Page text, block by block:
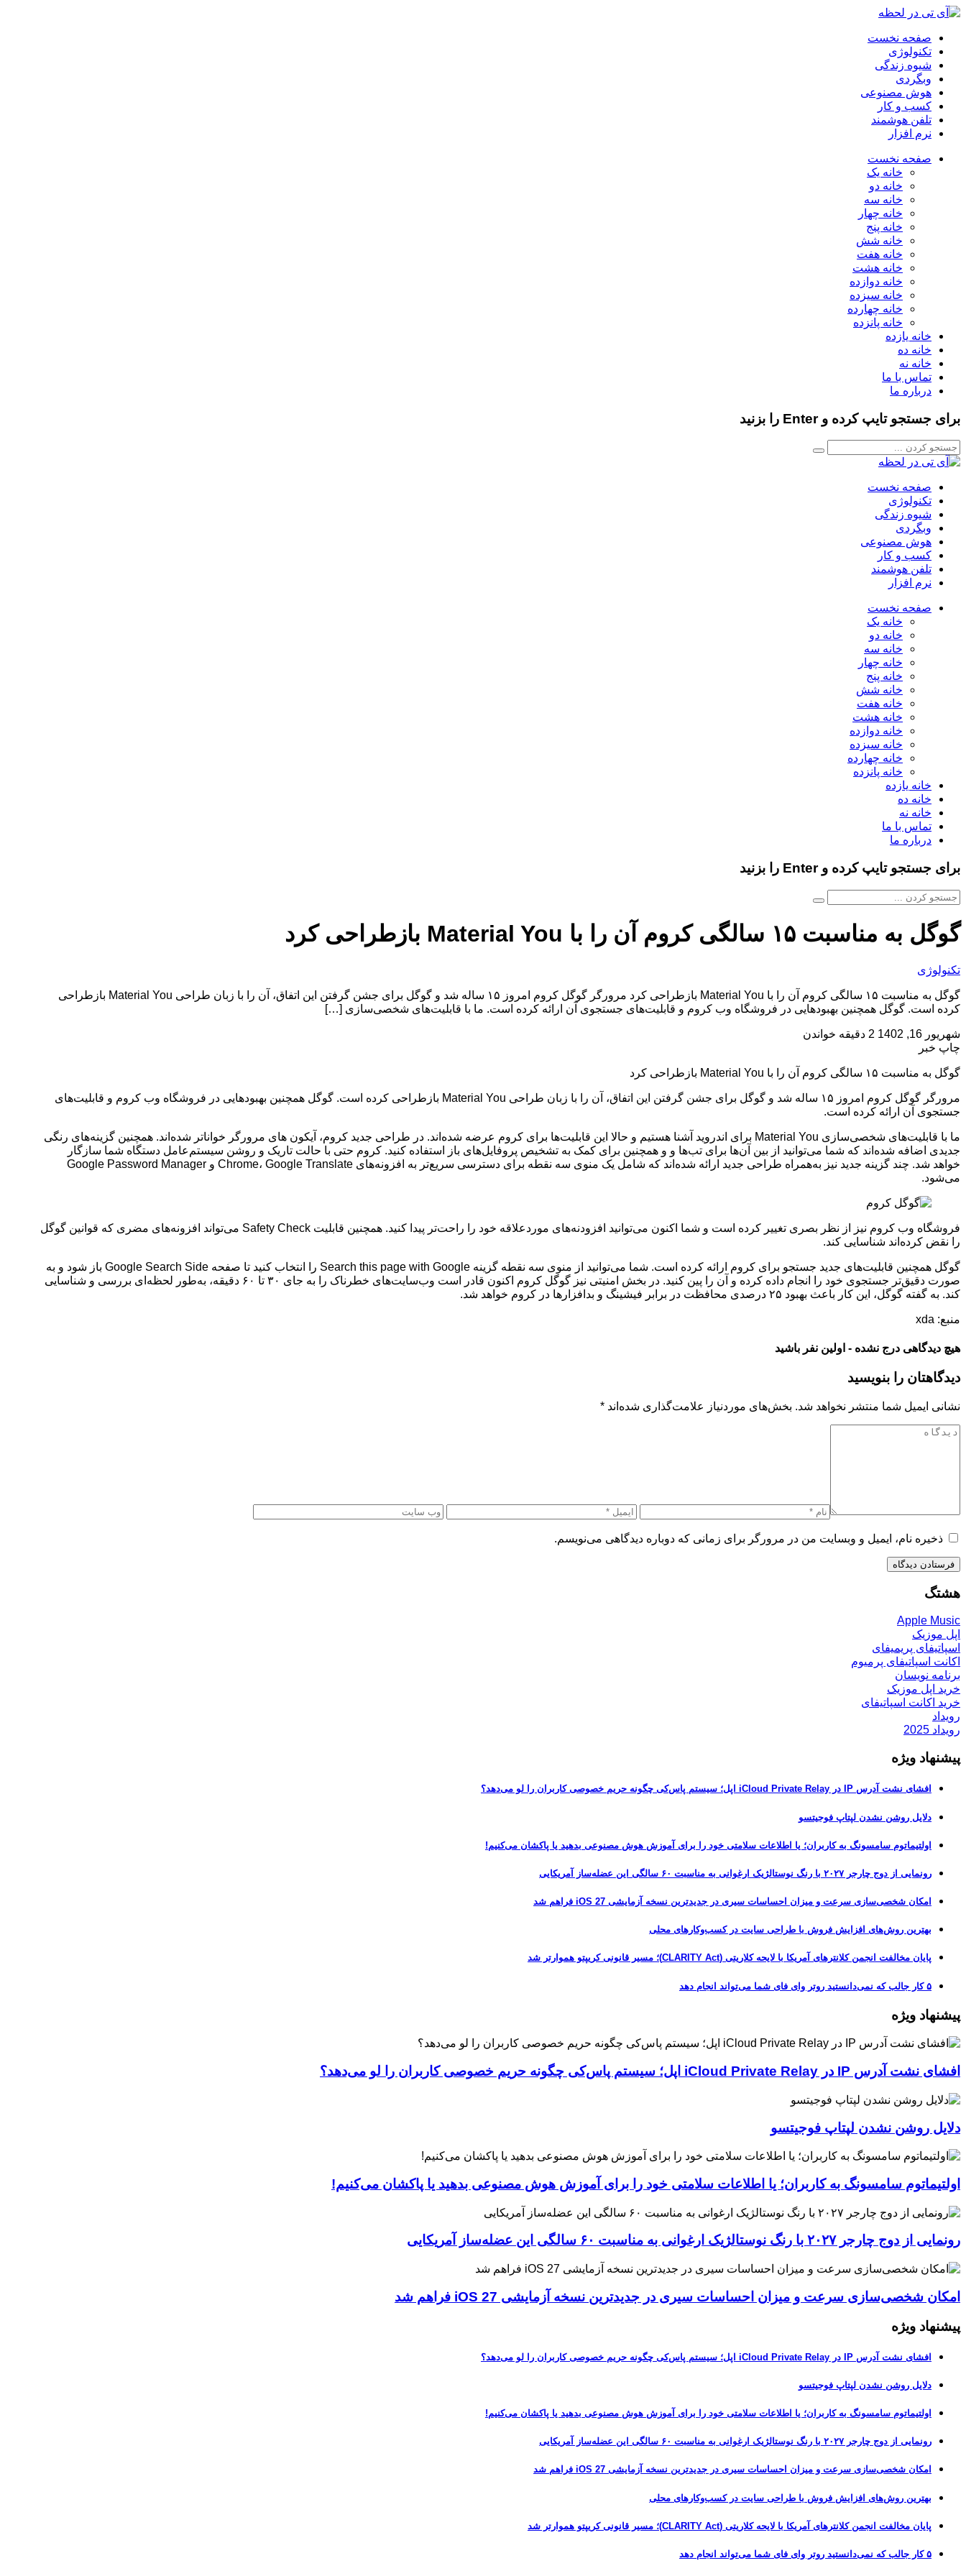
صفحه نخست
تکنولوژی
شیوه زندگی
وبگردی
هوش مصنوعی
کسب و کار
تلفن هوشمند
نرم افزار
صفحه نخست
خانه یک
خانه دو
خانه سه
خانه چهار
خانه پنج
خانه شش
خانه هفت
خانه هشت
خانه دوازده
خانه سیزده
خانه چهارده
خانه پانزده
خانه یازده
خانه ده
خانه نه
تماس با ما
درباره ما
برای جستجو تایپ کرده و Enter را بزنید
صفحه نخست
تکنولوژی
شیوه زندگی
وبگردی
هوش مصنوعی
کسب و کار
تلفن هوشمند
نرم افزار
صفحه نخست
خانه یک
خانه دو
خانه سه
خانه چهار
خانه پنج
خانه شش
خانه هفت
خانه هشت
خانه دوازده
خانه سیزده
خانه چهارده
خانه پانزده
خانه یازده
خانه ده
خانه نه
تماس با ما
درباره ما
برای جستجو تایپ کرده و Enter را بزنید
گوگل به مناسبت ۱۵ سالگی کروم آن را با Material You بازطراحی کرد
تکنولوژی
گوگل به مناسبت ۱۵ سالگی کروم آن را با Material You بازطراحی کرد مرورگر گوگل کروم امروز ۱۵ ساله شد و گوگل برای جشن گرفتن این اتفاق، آن را با زبان طراحی Material You بازطراحی
کرده است. گوگل همچنین بهبودهایی در فروشگاه وب کروم و قابلیت‌های جستجوی آن ارائه کرده است. ما با قابلیت‌های شخصی‌سازی […]
شهریور 16, 1402
2 دقیقه خواندن
چاپ خبر
گوگل به مناسبت ۱۵ سالگی کروم آن را با Material You بازطراحی کرد
مرورگر گوگل کروم امروز ۱۵ ساله شد و گوگل برای جشن گرفتن این اتفاق، آن را با زبان طراحی Material You بازطراحی کرده است. گوگل همچنین بهبودهایی در فروشگاه وب کروم و قابلیت‌های
جستجوی آن ارائه کرده است.
ما با قابلیت‌های شخصی‌سازی Material You برای اندروید آشنا هستیم و حالا این قابلیت‌ها برای کروم عرضه شده‌اند. در طراحی جدید کروم، آیکون های مرورگر خواناتر شده‌اند. همچنین گزینه‌های رنگی
جدیدی اضافه شده‌اند که شما می‌توانید از بین آن‌ها برای تب‌ها و و همچنین برای کمک به تشخیص پروفایل‌های باز استفاده کنید. کروم حتی با حالت تاریک و روشن سیستم‌عامل دستگاه شما سازگار
خواهد شد. چند گزینه جدید نیز به‌همراه طراحی جدید ارائه شده‌اند که شامل یک منوی سه نقطه برای دسترسی سریع‌تر به افزونه‌های Chrome، Google Translate و Google Password Manager
می‌شود.
فروشگاه وب کروم نیز از نظر بصری تغییر کرده است و شما اکنون می‌توانید افزودنه‌های موردعلاقه خود را راحت‌تر پیدا کنید. همچنین قابلیت Safety Check می‌تواند افزونه‌های مضری که قوانین گوگل
را نقض کرده‌اند شناسایی کند.
گوگل همچنین قابلیت‌های جدید جستجو برای کروم ارائه کرده است. شما می‌توانید از منوی سه نقطه گزینه Search this page with Google را انتخاب کنید تا صفحه Google Search Side باز شود و به
صورت دقیق‌تر جستجوی خود را انجام داده کرده و آن را پین کنید. در بخش امنیتی نیز گوگل کروم اکنون قادر است وب‌سایت‌های خطرناک را به جای ۳۰ تا ۶۰ دقیقه، به‌طور لحظه‌ای بررسی و شناسایی
کند. به گفته گوگل، این کار باعث بهبود ۲۵ درصدی محافظت در برابر فیشینگ و بدافزارها در کروم خواهد شد.
منبع: xda
هیچ دیدگاهی درج نشده - اولین نفر باشید
دیدگاهتان را بنویسید
نشانی ایمیل شما منتشر نخواهد شد. بخش‌های موردنیاز علامت‌گذاری شده‌اند *
ذخیره نام، ایمیل و وبسایت من در مرورگر برای زمانی که دوباره دیدگاهی می‌نویسم.
هشتگ
Apple Music
اپل موزیک
اسپاتیفای پریمیفای
اکانت اسپاتیفای پرمیوم
برنامه نویسان
خرید اپل موزیک
خرید اکانت اسپاتیفای
رویداد
رویداد 2025
پیشنهاد ویژه
افشای نشت آدرس IP در iCloud Private Relay اپل؛ سیستم پاس‌کی چگونه حریم خصوصی کاربران را لو می‌دهد؟
دلایل روشن نشدن لپتاپ فوجیتسو
اولتیماتوم سامسونگ به کاربران؛ یا اطلاعات سلامتی خود را برای آموزش هوش مصنوعی بدهید یا پاکشان می‌کنیم!
رونمایی از دوج چارجر ۲۰۲۷ با رنگ نوستالژیک ارغوانی به مناسبت ۶۰ سالگی این عضله‌ساز آمریکایی
امکان شخصی‌سازی سرعت و میزان احساسات سیری در جدیدترین نسخه آزمایشی iOS 27 فراهم شد
بهترین روش‌های افزایش فروش با طراحی سایت در کسب‌وکارهای محلی
پایان مخالفت انجمن کلانترهای آمریکا با لایحه کلاریتی (CLARITY Act)؛ مسیر قانونی کریپتو هموارتر شد
۵ کار جالب که نمی‌دانستید روتر وای فای شما می‌تواند انجام دهد
پیشنهاد ویژه
افشای نشت آدرس IP در iCloud Private Relay اپل؛ سیستم پاس‌کی چگونه حریم خصوصی کاربران را لو می‌دهد؟
دلایل روشن نشدن لپتاپ فوجیتسو
اولتیماتوم سامسونگ به کاربران؛ یا اطلاعات سلامتی خود را برای آموزش هوش مصنوعی بدهید یا پاکشان می‌کنیم!
رونمایی از دوج چارجر ۲۰۲۷ با رنگ نوستالژیک ارغوانی به مناسبت ۶۰ سالگی این عضله‌ساز آمریکایی
امکان شخصی‌سازی سرعت و میزان احساسات سیری در جدیدترین نسخه آزمایشی iOS 27 فراهم شد
پیشنهاد ویژه
افشای نشت آدرس IP در iCloud Private Relay اپل؛ سیستم پاس‌کی چگونه حریم خصوصی کاربران را لو می‌دهد؟
دلایل روشن نشدن لپتاپ فوجیتسو
اولتیماتوم سامسونگ به کاربران؛ یا اطلاعات سلامتی خود را برای آموزش هوش مصنوعی بدهید یا پاکشان می‌کنیم!
رونمایی از دوج چارجر ۲۰۲۷ با رنگ نوستالژیک ارغوانی به مناسبت ۶۰ سالگی این عضله‌ساز آمریکایی
امکان شخصی‌سازی سرعت و میزان احساسات سیری در جدیدترین نسخه آزمایشی iOS 27 فراهم شد
بهترین روش‌های افزایش فروش با طراحی سایت در کسب‌وکارهای محلی
پایان مخالفت انجمن کلانترهای آمریکا با لایحه کلاریتی (CLARITY Act)؛ مسیر قانونی کریپتو هموارتر شد
۵ کار جالب که نمی‌دانستید روتر وای فای شما می‌تواند انجام دهد